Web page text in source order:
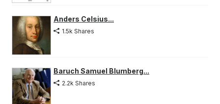
Anders Celsius...
1.5k Shares
Baruch Samuel Blumberg...
2.2k Shares